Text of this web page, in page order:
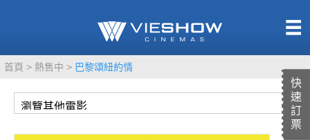
快
速
訂
票
首頁 熱售中 巴黎頌紐約情